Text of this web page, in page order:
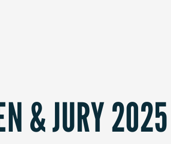
& JURY 2025